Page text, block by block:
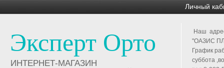
Эксперт Орто
ИНТЕРНЕТ-МАГАЗИН
Наш
"ОАЗИС
График
суббота
Личный